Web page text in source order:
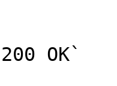
OK`